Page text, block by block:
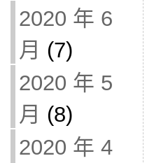
2020 年 6
月 (7)
2020 年 5
月 (8)
2020 年 4